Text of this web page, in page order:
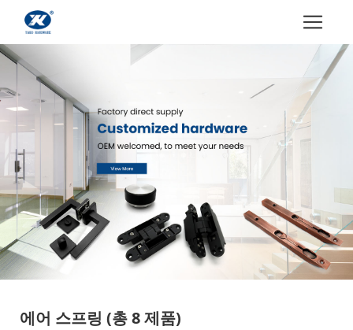
에어 스프링 (총 8 제품)